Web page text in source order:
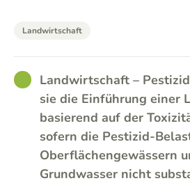
Landwirtschaft
GOODLandwirtschaft –
sie die Einführung einer
basierend auf der
sofern die Pestizid-
Oberflächengewässern
Grundwasser nicht